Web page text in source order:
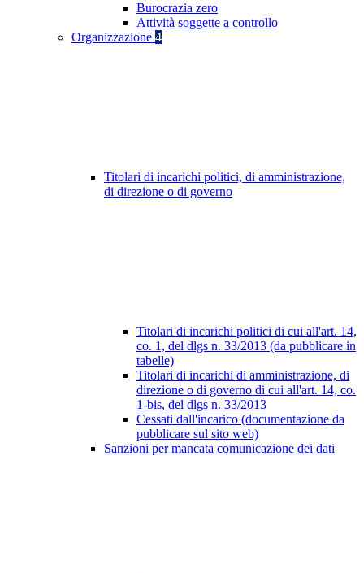
Burocrazia zero
Attività soggette a controllo
Organizzazione 4
Titolari di incarichi politici, di amministrazione,
di direzione o di governo
Titolari di incarichi politici di cui all'art. 14,
co. 1, del dlgs n. 33/2013 (da pubblicare in
tabelle)
Titolari di incarichi di amministrazione, di
direzione o di governo di cui all'art. 14, co.
1-bis, del dlgs n. 33/2013
Cessati dall'incarico (documentazione da
pubblicare sul sito web)
Sanzioni per mancata comunicazione dei dati